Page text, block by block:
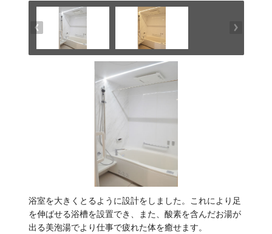
浴室を大きくとるように設計をしました。これにより足
を伸ばせる浴槽を設置でき、また、酸素を含んだお湯が
出る美泡湯でより仕事で疲れた体を癒せます。